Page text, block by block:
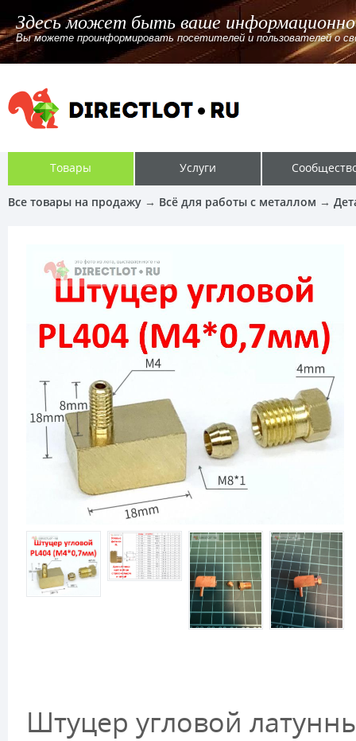
Здесь может быть ваше информационное
Вы можете проинформировать посетителей и пользователей о
Товары Услуги
Все товары на продажу → Всё для работы с металлом →
Штуцер угловой